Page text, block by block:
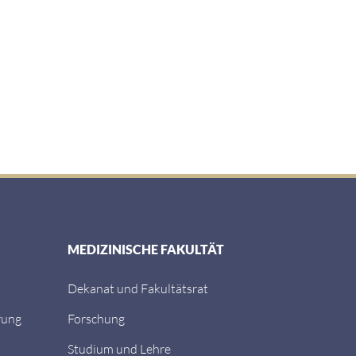
MEDIZINISCHE FAKULTÄT
Dekanat und Fakultätsrat
Forschung
Studium und Lehre